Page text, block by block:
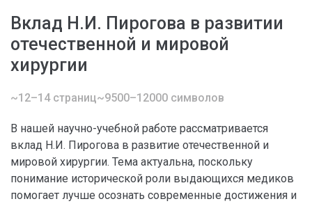
Вклад Н.И. Пирогова в развитии
отечественной и мировой
хирургии
~12–14 страниц~9500–12000 символов
В нашей научно-учебной работе рассматривается
вклад Н.И. Пирогова в развитие отечественной и
мировой хирургии. Тема актуальна, поскольку
понимание исторической роли выдающихся медиков
помогает лучше осознать современные достижения и